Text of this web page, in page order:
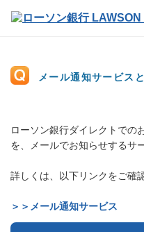
メール通知サービス
ローソン銀行ダイレクトでの
を、メールでお知らせするサ
詳しくは、以下リンクをご確
＞＞メール通知サービス